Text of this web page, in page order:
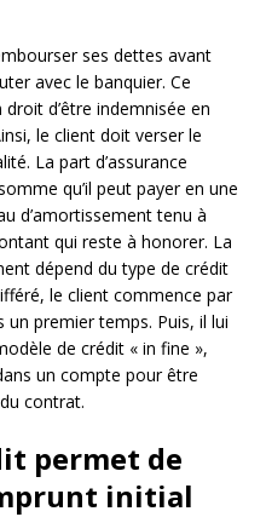
ses dettes avant
avec le banquier. Ce
d’être indemnisée en
le client doit verser le
La part d’assurance
qu’il peut payer en une
d’amortissement tenu à
qui reste à honorer. La
dépend du type de crédit
le client commence par
premier temps. Puis, il lui
de crédit « in fine »,
un compte pour être
contrat.
permet de
initial